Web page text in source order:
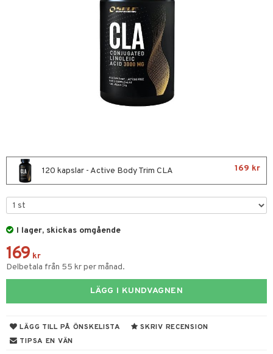
120 kapslar - Active Body Trim CLA 169 kr
I lager, skickas omgående
169 kr
Delbetala från 55 kr per månad.
LÄGG I KUNDVAGNEN
LÄGG TILL PÅ ÖNSKELISTA
SKRIV RECENSION
TIPSA EN VÄN